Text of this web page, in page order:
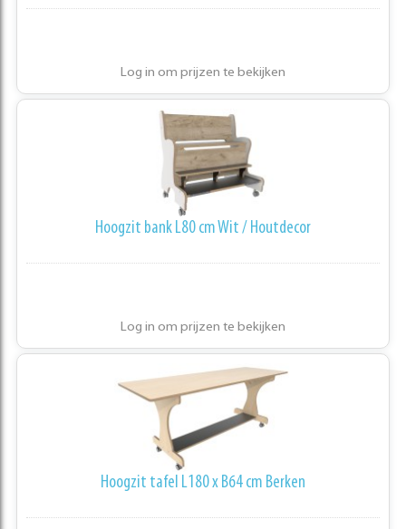
Log in om prijzen te bekijken
Hoogzit bank L80 cm Wit / Houtdecor
Log in om prijzen te bekijken
Hoogzit tafel L180 x B64 cm Berken